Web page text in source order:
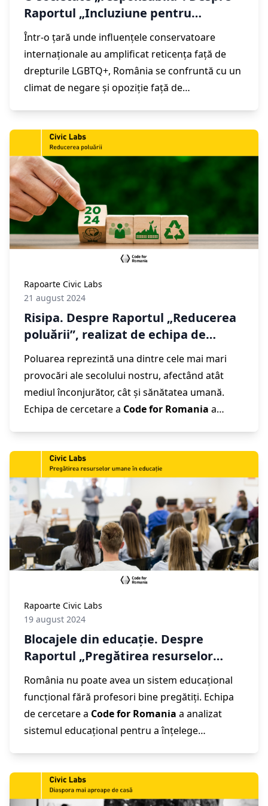
Raportul „Incluziune pentru
persoanele LGBTQ+”, realizat de
echipa de cercetare Civic Labs
Într-o țară unde influențele conservatoare
internaționale au amplificat reticența față de
drepturile LGBTQ+, România se confruntă cu un
climat de negare și opoziție față de
analizat provocările majore și discriminarea cu
care se confruntă persoanele LGBTQ+ în
România. Rezultatul este Raportul „
Incluziune
pentru persoanele LGBTQ+
”, realizat de Civic
Labs, care detaliază problemele actuale și
propune soluții digitale pentru îmbunătățirea
vizibilității, accesului la drepturi și sprijinirea
comunității LGBTQ+ în România.
Rapoarte Civic Labs
21 august 2024
Risipa. Despre Raportul „Reducerea
poluării”, realizat de echipa de
cercetare Civic Labs
Poluarea reprezintă una dintre cele mai mari
provocări ale secolului nostru, afectând atât
mediul înconjurător, cât și sănătatea umană.
Echipa de cercetare a Code for Romania a
lacunele și obstacolele ce țin de infrastructura
de colectare și reutilizare. Rezultatul este
Raportul „ Reducerea poluării” care descrie
problemele legate de infrastructura deficitară,
lipsa de informare, obiceiurile fluctuante de
donație, și soluțiile digitale care pot să ne fie
aliați în a face primii pași spre un mediu mai
sigur și mai rezilient. Pentru că
Rapoarte Civic Labs
19 august 2024
Blocajele din educație. Despre
Raportul „Pregătirea resurselor
umane în educație”, realizat de
echipa de cercetare Civic Labs
România nu poate avea un sistem educațional
funcțional fără profesori bine pregătiți. Echipa
de cercetare a Code for Romania a analizat
sistemul educațional pentru a înțelege
dezvoltarea acestora. Rezultatul este Raportul
„Pregătirea resurselor umane în educație”,